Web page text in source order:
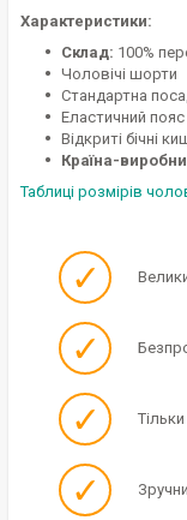
Характеристики:
Склад: 100%
Чоловічі шорти
Стандартна
Еластичний
Відкриті бічні
Країна-
Таблиці розмірів
✓
✓
✓
✓